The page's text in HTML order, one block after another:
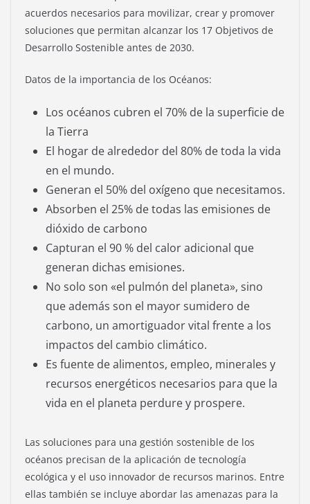
acuerdos necesarios para movilizar, crear y promover
soluciones que permitan alcanzar los 17 Objetivos de
Desarrollo Sostenible antes de 2030.
Datos de la importancia de los Océanos:
Los océanos cubren el 70% de la superficie de
la Tierra
El hogar de alrededor del 80% de toda la vida
en el mundo.
Generan el 50% del oxígeno que necesitamos.
Absorben el 25% de todas las emisiones de
dióxido de carbono
Capturan el 90 % del calor adicional que
generan dichas emisiones.
No solo son «el pulmón del planeta», sino
que además son el mayor sumidero de
carbono, un amortiguador vital frente a los
impactos del cambio climático.
Es fuente de alimentos, empleo, minerales y
recursos energéticos necesarios para que la
vida en el planeta perdure y prospere.
Las soluciones para una gestión sostenible de los
océanos precisan de la aplicación de tecnología
ecológica y el uso innovador de recursos marinos. Entre
ellas también se incluye abordar las amenazas para la